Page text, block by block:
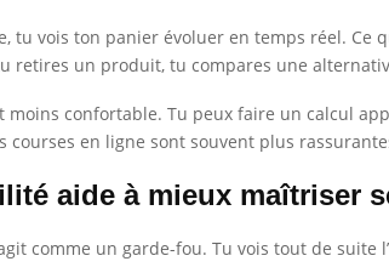
tu vois ton panier évoluer en temps réel. Ce
retires un produit, tu compares une
moins confortable. Tu peux faire un calcul
courses en ligne sont souvent plus
aide à mieux maîtriser
comme un garde-fou. Tu vois tout de